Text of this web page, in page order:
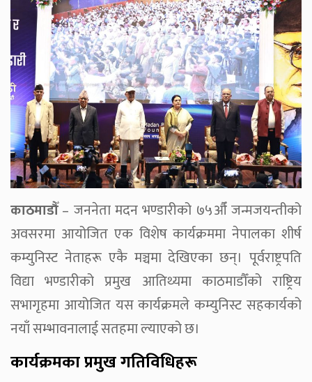
काठमाडौँ– जननेता मदन भण्डारीको ७५औँ जन्मजयन्तीको
अवसरमा आयोजित एक विशेष कार्यक्रममा नेपालका शीर्ष
कम्युनिस्ट नेताहरू एकै मञ्चमा देखिएका छन्। पूर्वराष्ट्रपति
विद्या भण्डारीको प्रमुख आतिथ्यमा काठमाडौँको राष्ट्रिय
सभागृहमा आयोजित यस कार्यक्रमले कम्युनिस्ट सहकार्यको
नयाँ सम्भावनालाई सतहमा ल्याएको छ।
कार्यक्रमका प्रमुख गतिविधिहरू